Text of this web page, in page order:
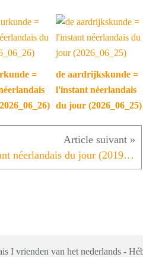
=
de aardrijkskunde =
l'instant néerlandais
du jour (2026_06_25)
L'instant néerlandais du jour (2019_09_13): voir ci-dessous
I vrienden van het nederlands -